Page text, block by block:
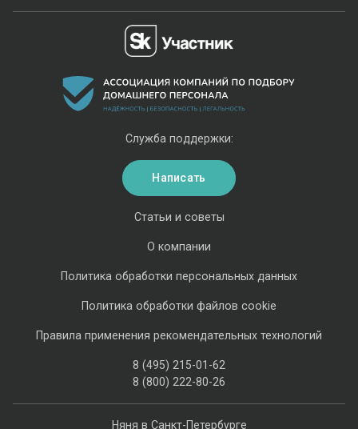
Няня в Санкт-Петербурге
Статьи и советы
О компании
Политика обработки персональных данных
Политика обработки файлов cookie
Правила применения рекомендательных технологий
8 (495) 215-01-62
8 (800) 222-80-26
Служба поддержки:
Написать